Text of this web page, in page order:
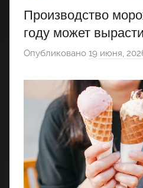
Производство
году может
Опубликовано 19 июня,